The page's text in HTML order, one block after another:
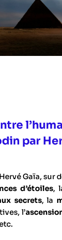
par
Gaïa, sur
d’étoiles,
secrets, la
l’